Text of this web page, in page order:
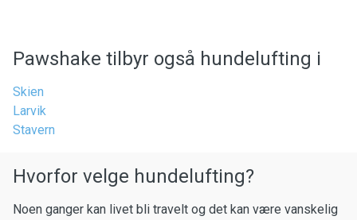
Pawshake tilbyr også hundelufting i
Skien
Larvik
Stavern
Hvorfor velge hundelufting?
Noen ganger kan livet bli travelt og det kan være vanskelig